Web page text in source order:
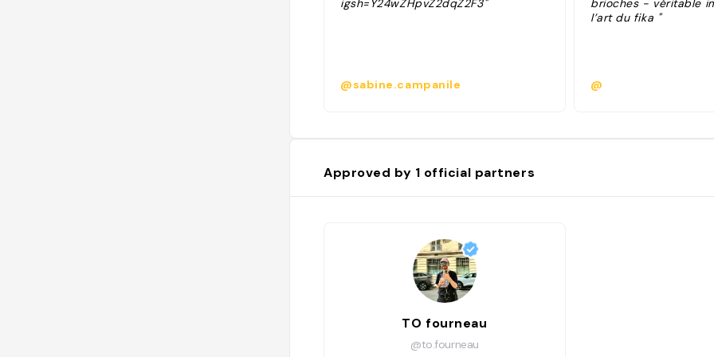
igsh=Y24wZHpvZ2dqZ2F3"
@sabine.campanile
brioches - véritable
l’art du fika "
@
Approved by 1 official partners
TO fourneau
@to.fourneau